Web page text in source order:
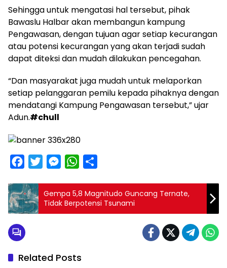
Sehingga untuk mengatasi hal tersebut, pihak
Bawaslu Halbar akan membangun kampung
Pengawasan, dengan tujuan agar setiap kecurangan
atau potensi kecurangan yang akan terjadi sudah
dapat diteksi dan mudah dilakukan pencegahan.
“Dan masyarakat juga mudah untuk melaporkan
setiap pelanggaran pemilu kepada pihaknya dengan
mendatangi Kampung Pengawasan tersebut,” ujar
Adun.#chull
c
e
o
k
t
M
s
s
e
W
a
t
p
a
r
Gempa 5,8 Magnitudo Guncang Ternate,
Tidak Berpotensi Tsunami
Related Posts